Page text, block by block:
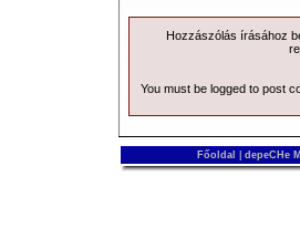
Hozzászólás írásához
You must be logged to post
Főoldal depeCHe